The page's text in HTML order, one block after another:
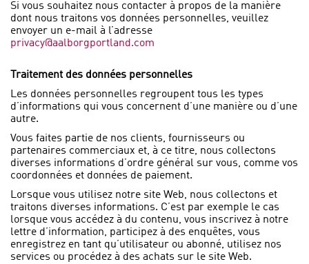
Si vous souhaitez nous contacter à propos de la manière
dont nous traitons vos données personnelles, veuillez
envoyer un e-mail à l’adresse
privacy@aalborgportland.com
Traitement des données personnelles
Les données personnelles regroupent tous les types
d’informations qui vous concernent d’une manière ou d’une
autre.
Vous faites partie de nos clients, fournisseurs ou
partenaires commerciaux et, à ce titre, nous collectons
diverses informations d’ordre général sur vous, comme vos
coordonnées et données de paiement.
Lorsque vous utilisez notre site Web, nous collectons et
traitons diverses informations. C’est par exemple le cas
lorsque vous accédez à du contenu, vous inscrivez à notre
lettre d’information, participez à des enquêtes, vous
enregistrez en tant qu’utilisateur ou abonné, utilisez nos
services ou procédez à des achats sur le site Web.